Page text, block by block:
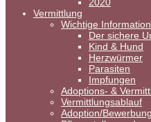
Vermittlung
Wichtige
Der sichere
Kind & Hund
Herzwürmer
Parasiten
Impfungen
Adoptions- &
Vermittlungsablauf
Adoption/